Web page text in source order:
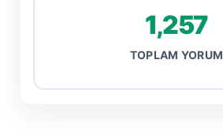
1,257
TOPLAM YORUM